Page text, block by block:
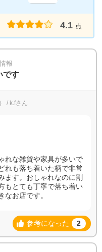
4.1 点
報
です
/ k.fさん
れな雑貨や家具が多いで
れも落ち着いた柄で非常
ます。おしゃれなのに割
もとても丁寧で落ち着い
なお店です。
参考になった 2